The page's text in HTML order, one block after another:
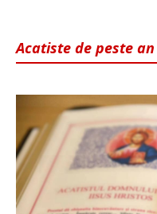
Acatiste de peste an